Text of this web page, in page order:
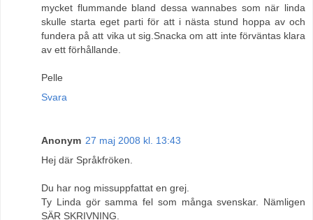
mycket flummande bland dessa wannabes som när linda
skulle starta eget parti för att i nästa stund hoppa av och
fundera på att vika ut sig.Snacka om att inte förväntas klara
av ett förhållande.
Pelle
Svara
Anonym 27 maj 2008 kl. 13:43
Hej där Språkfröken.
Du har nog missuppfattat en grej.
Ty Linda gör samma fel som många svenskar. Nämligen
SÄR SKRIVNING.